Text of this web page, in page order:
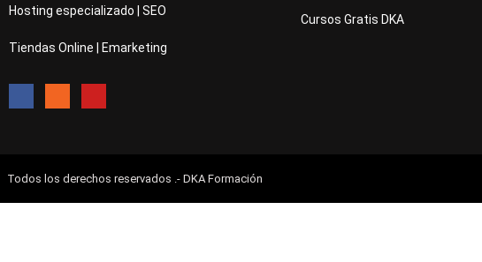
Hosting especializado | SEO
Tiendas Online | Emarketing
Cursos Gratis DKA
Todos los derechos reservados .- DKA Formación